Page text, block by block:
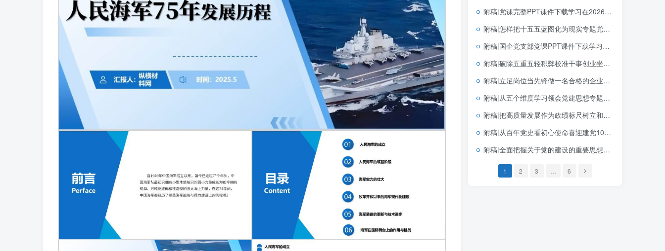
附稿|党课完整PPT课件下载学习在2026年世界人工智能大会上的主旨讲话精神思政课课件
附稿|怎样把十五五蓝图化为现实专题党课PPT课件十五五规划落实宣讲
附稿|国企党支部党课PPT课件下载学习贯彻七一重要讲话精神和党建思想
附稿|破除五重五轻积弊校准干事创业坐标2026年学习教育主题党课PPT模板
附稿|立足岗位当先锋做一名合格的企业党员基层党支部简短党课PPT下载
附稿|从五个维度学习领会党建思想专题党课PPT课件完整版可下载
附稿|把高质量发展作为政绩标尺树立和践行正确政绩观党课PPT模板
附稿|从百年党史看初心使命喜迎建党105周年主题宣讲红色风格党课团课思政PPT完整版
附稿|全面把握关于党的建设的重要思想的科学体系带讲稿党课团课思政PPT课件下载
1 2 3 6